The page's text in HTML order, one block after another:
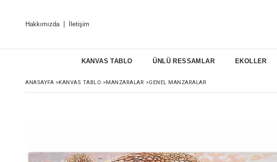
Hakkımızda İletişim
KANVAS TABLO ÜNLÜ RESSAMLAR EKOLLER
ANASAYFA >KANVAS TABLO >MANZARALAR >GENEL MANZARALAR